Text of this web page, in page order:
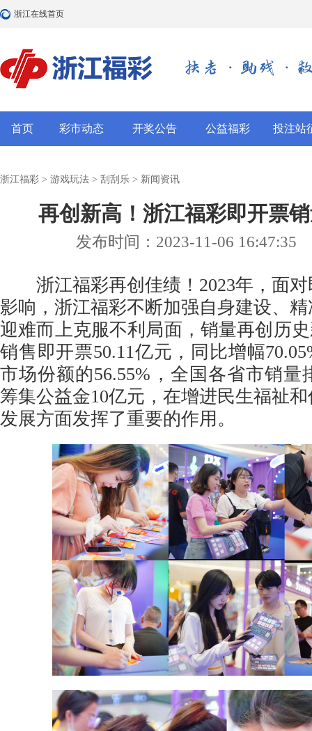
浙江在线首页
首页 彩市动态 开奖公告 公益福彩 投注站
浙江福彩 > 游戏玩法 > 刮刮乐 > 新闻资讯
再创新高！浙江福彩即开票
发布时间：2023-11-06 16:47:35
浙江福彩再创佳绩！2023年，面对
影响，浙江福彩不断加强自身建设、
迎难而上克服不利局面，销量再创历
销售即开票50.11亿元，同比增幅
市场份额的56.55%，全国各省市销量
筹集公益金10亿元，在增进民生福祉
发展方面发挥了重要的作用。